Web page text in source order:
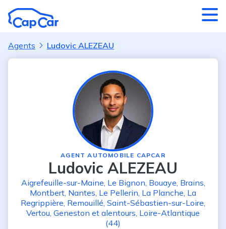
Agents Ludovic ALEZEAU
AGENT AUTOMOBILE CAPCAR
Ludovic ALEZEAU
Aigrefeuille-sur-Maine, Le Bignon, Bouaye, Brains,
Montbert, Nantes, Le Pellerin, La Planche, La
Regrippière, Remouillé, Saint-Sébastien-sur-Loire,
Vertou, Geneston et alentours, Loire-Atlantique
(44)